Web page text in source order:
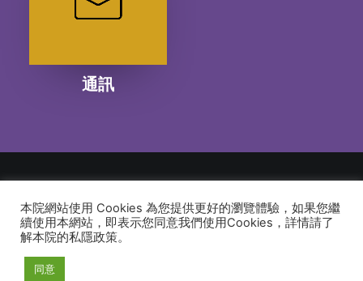
通訊
© 2026 建道神學院Alliance Bible Seminary. All rights reserved
本院網站使用 Cookies 為您提供更好的瀏覽體驗，如果您繼
續使用本網站，即表示您同意我們使用Cookies，詳情請了
解本院的私隱政策。
同意